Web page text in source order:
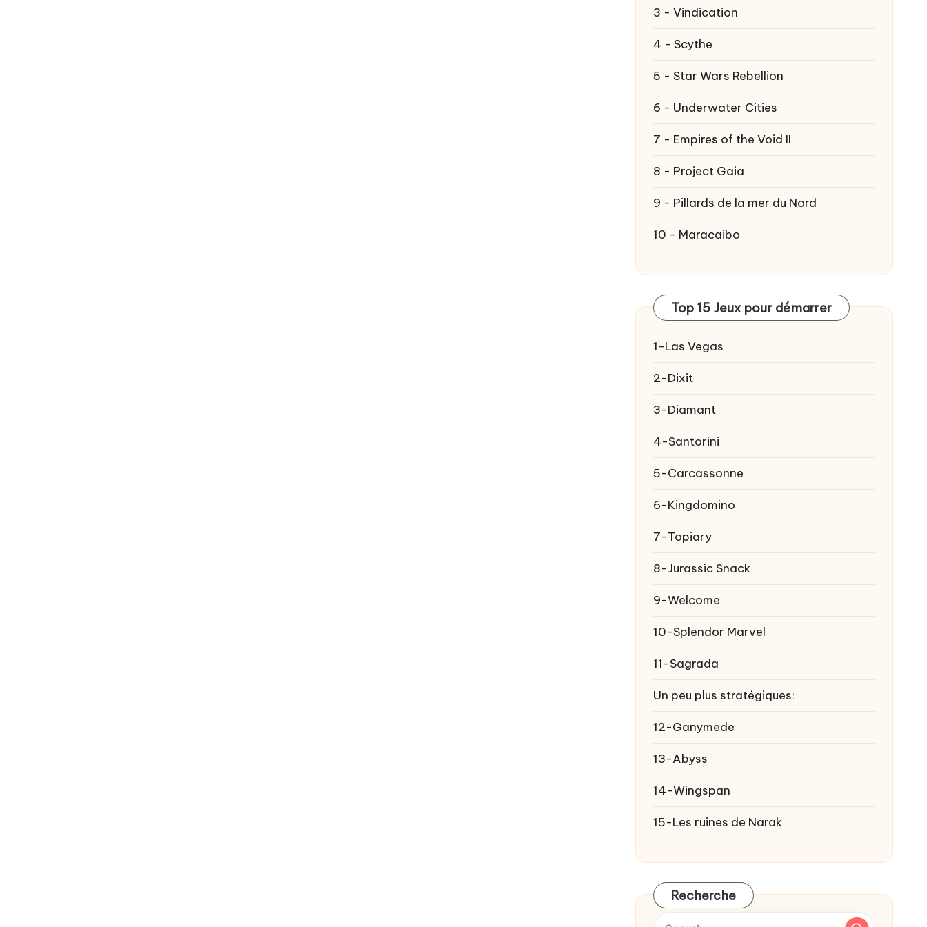
3 - Vindication
4 - Scythe
5 - Star Wars Rebellion
6 - Underwater Cities
7 - Empires of the Void II
8 - Project Gaia
9 - Pillards de la mer du Nord
10 - Maracaibo
Top 15 Jeux pour démarrer
1-Las Vegas
2-Dixit
3-Diamant
4-Santorini
5-Carcassonne
6-Kingdomino
7-Topiary
8-Jurassic Snack
9-Welcome
10-Splendor Marvel
11-Sagrada
Un peu plus stratégiques:
12-Ganymede
13-Abyss
14-Wingspan
15-Les ruines de Narak
Recherche